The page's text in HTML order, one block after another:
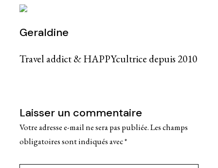
Geraldine
Travel addict & HAPPYcultrice depuis 2010
Laisser un commentaire
Votre adresse e-mail ne sera pas publiée.Les champs
obligatoires sont indiqués avec*